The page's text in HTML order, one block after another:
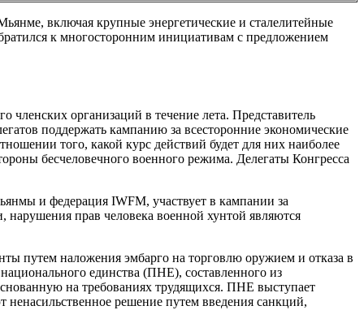
включая крупные энергетические и сталелитейные
к многосторонним инициативам с предложением
организаций в течение лета. Представитель
поддержать кампанию за всесторонние экономические
того, какой курс действий будет для них наиболее
бесчеловечного военного режима. Делегаты Конгресса
и федерация IWFM, участвует в кампании за
прав человека военной хунтой являются
путем наложения эмбарго на торговлю оружием и отказа в
единства (ПНЕ), составленного из
на требованиях трудящихся. ПНЕ выступает
решение путем введения санкций,